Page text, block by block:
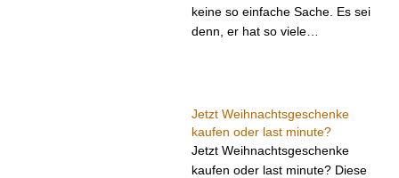
keine so einfache Sache. Es sei
denn, er hat so viele…
Jetzt Weihnachtsgeschenke
kaufen oder last minute?
Jetzt Weihnachtsgeschenke
kaufen oder last minute? Diese